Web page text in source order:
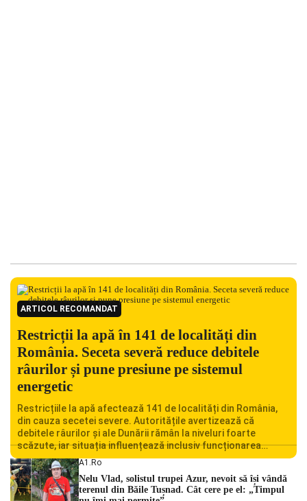
ARTICOL RECOMANDAT
Restricții la apă în 141 de localități din
România. Seceta severă reduce debitele
râurilor și pune presiune pe sistemul
energetic
Restricțiile la apă afectează 141 de localități din România,
din cauza secetei severe. Autoritățile avertizează că
debitele râurilor și ale Dunării rămân la niveluri foarte
scăzute, iar situația influențează inclusiv funcționarea
Centralei Nucleare de la Cernavodă. România se confruntă
cu una dintre cele mai dificile perioade din punct de vedere
hidrologic din ultimii ani. Lipsa […]
A1.ro
Nelu Vlad, solistul trupei Azur, nevoit să își vândă
terenul din Băile Tușnad. Cât cere pe el: „Timpul